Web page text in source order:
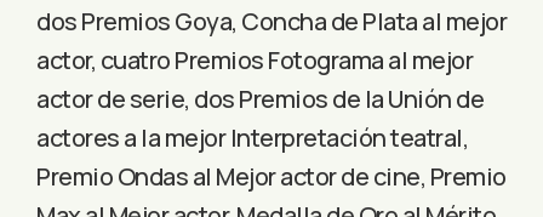
dos Premios Goya, Concha de Plata al mejor
actor, cuatro Premios Fotograma al mejor
actor de serie, dos Premios de la Unión de
actores a la mejor Interpretación teatral,
Premio Ondas al Mejor actor de cine, Premio